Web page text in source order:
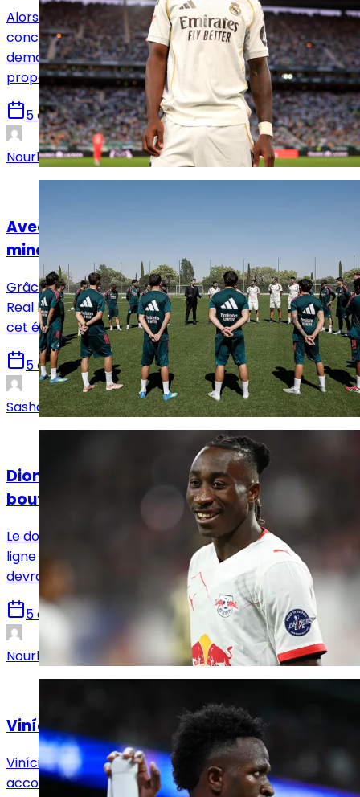
Alors qu’Arsenal affiche un intérêt de plus en plus
concret pour Vinicius Jr, le Real Madrid aurait
demandé une réponse définitive au Brésilien en lui
proposant une dernière offre.
5 août 2026
Nourhane Haroui
Avec la Fabrica, le Real Madrid a trouvé sa
mine d’or
Grâce à une série de ventes et de reventes record, le
Real Madrid a déjà encaissé plus de 189 millions d’euros
cet été, pulvérisant son propre record historique.
5 août 2026
Sasha Laquitaine
Diomandé et le Real Madrid voient enfin le
bout du tunnel
Le dossier Yan Diomandé est entré dans sa dernière
ligne droite. Après plusieurs jours de doute, le transfert
devrait être finalisé dans les prochaines 48 heures.
5 août 2026
Nourhane Haroui
Vinícius Jr face à son destin ce mercredi
Vinícius Jr est arrivé ce mercredi à Valdebebas,
accompagné de son agent. Une réunion décisive avec